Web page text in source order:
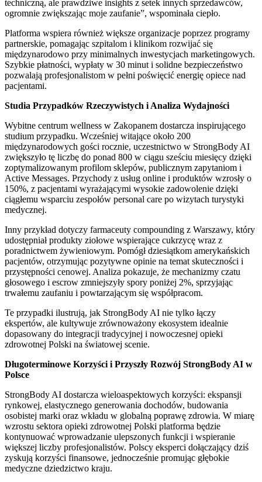
techniczną, ale prawdziwe insights z setek innych sprzedawców,
ogromnie zwiększając moje zaufanie”, wspominała ciepło.
Platforma wspiera również większe organizacje poprzez programy
partnerskie, pomagając szpitalom i klinikom rozwijać się
międzynarodowo przy minimalnych inwestycjach marketingowych.
Szybkie płatności, wypłaty w 30 minut i solidne bezpieczeństwo
pozwalają profesjonalistom w pełni poświęcić energię opiece nad
pacjentami.
Studia Przypadków Rzeczywistych i Analiza Wydajności
Wybitne centrum wellness w Zakopanem dostarcza inspirującego
studium przypadku. Wcześniej witające około 200
międzynarodowych gości rocznie, uczestnictwo w StrongBody AI
zwiększyło tę liczbę do ponad 800 w ciągu sześciu miesięcy dzięki
zoptymalizowanym profilom sklepów, publicznym zapytaniom i
Active Messages. Przychody z usług online i produktów wzrosły o
150%, z pacjentami wyrażającymi wysokie zadowolenie dzięki
ciągłemu wsparciu zespołów personal care po wizytach turystyki
medycznej.
Inny przykład dotyczy farmaceuty compounding z Warszawy, który
udostępniał produkty ziołowe wspierające cukrzycę wraz z
poradnictwem żywieniowym. Pomógł dziesiątkom amerykańskich
pacjentów, otrzymując pozytywne opinie na temat skuteczności i
przystępności cenowej. Analiza pokazuje, że mechanizmy czatu
głosowego i escrow zmniejszyły spory poniżej 2%, sprzyjając
trwałemu zaufaniu i powtarzającym się współpracom.
Te przypadki ilustrują, jak StrongBody AI nie tylko łączy
ekspertów, ale kultywuje zrównoważony ekosystem idealnie
dopasowany do integracji tradycyjnej i nowoczesnej opieki
zdrowotnej Polski na światowej scenie.
Długoterminowe Korzyści i Przyszły Rozwój StrongBody AI w
Polsce
StrongBody AI dostarcza wieloaspektowych korzyści: ekspansji
rynkowej, elastycznego generowania dochodów, budowania
osobistej marki oraz wkładu w globalną poprawę zdrowia. W miarę
wzrostu sektora opieki zdrowotnej Polski platforma będzie
kontynuować wprowadzanie ulepszonych funkcji i wspieranie
większej liczby profesjonalistów. Polscy eksperci dołączający dziś
zyskują korzyści finansowe, jednocześnie promując głębokie
medyczne dziedzictwo kraju.